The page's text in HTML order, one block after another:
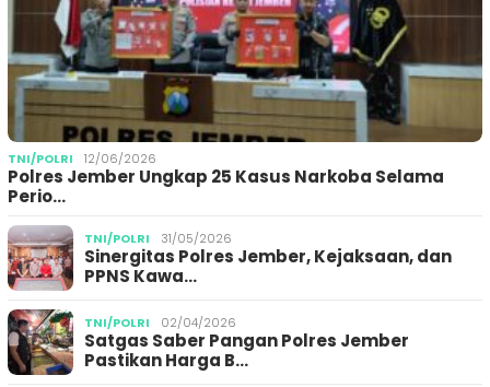
TNI/POLRI 12/06/2026
Polres Jember Ungkap 25 Kasus Narkoba Selama
Perio…
TNI/POLRI 31/05/2026
Sinergitas Polres Jember, Kejaksaan, dan
PPNS Kawa…
TNI/POLRI 02/04/2026
Satgas Saber Pangan Polres Jember
Pastikan Harga B…